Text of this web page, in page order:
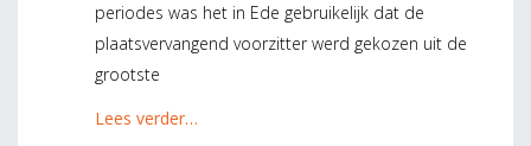
periodes was het in Ede gebruikelijk dat de
plaatsvervangend voorzitter werd gekozen uit de
grootste
Lees verder…